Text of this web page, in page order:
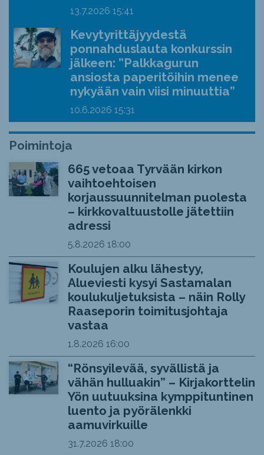
13.7.2026 15:41
Kevytyrittäjyydestä
ponnahduslauta konkurssin
jälkeen: ”Palkkagurun
ansiosta paperitöihin menee
nykyään vain viisi minuuttia”
10.6.2026 15:31
Poimintoja
665 vetoaa Tyrvään kirkon
vaihtoehtoisen
korjaussuunnitelman puolesta
– kirkkovaltuustolle jätettiin
adressi
5.8.2026 18:00
Koulujen alku lähestyy,
Alueviesti kysyi Sastamalan
koulukuljetuksista – näin Rolly
Raaseporin toimitusjohtaja
vastaa
1.8.2026 16:00
“Rönsyilevää, syvällistä ja
vähän hulluakin” – Kirjakorttelin
Yön uutuuksina kymppituntinen
luento ja pyörälenkki
aamuvirkuille
31.7.2026 18:00